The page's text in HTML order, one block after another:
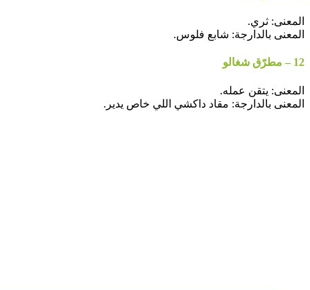
المعنى: ثري.
المعنى بالدارجة: شابع فلوس.
12 – مطرّق شغالو
المعنى: يتقن عمله.
المعنى بالدارجة: مقاد داكشي اللي خاص يدير.